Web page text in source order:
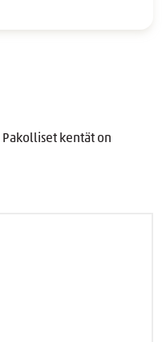
Pakolliset kentät on